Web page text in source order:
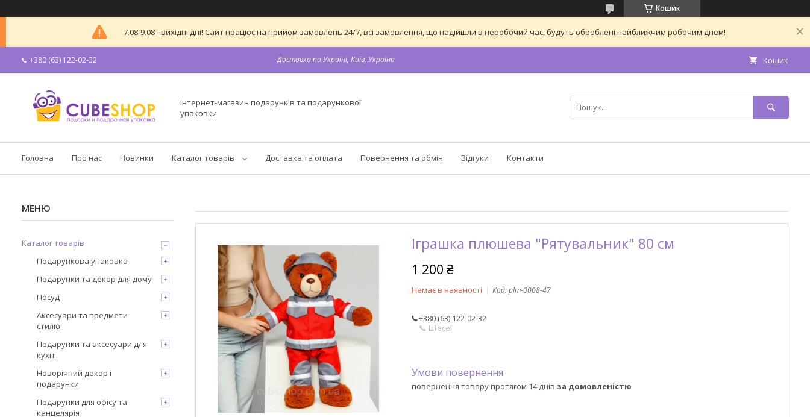
Кошик
7.08-9.08 - вихідні дні! Сайт працює на прийом замовлень 24/7, всі замовлення, що надійшли в неробочий час, будуть оброблені найближчим робочим днем!
+380 (63) 122-02-32 Доставка по Україні, Київ, Україна Кошик
Інтернет-магазин подарунків та подарункової
упаковки
Головна Про нас Новинки Каталог товарів Доставка та оплата Повернення та обмін Відгуки Контакти
Іграшка плюшева "Рятувальник" 80 см
1 200 ₴
Немає в наявності Код:plm-0008-47
+380 (63) 122-02-32
📞 Lifecell
повернення товару протягом 14 днів за домовленістю
Каталог товарів
Подарункова упаковка
Подарунки та декор для дому
Посуд
Аксесуари та предмети
стилю
Подарунки та аксесуари для
кухні
Новорічний декор і
подарунки
Подарунки для офісу та
канцелярія